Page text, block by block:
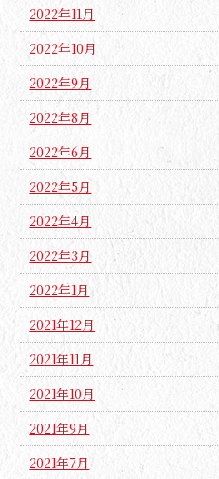
2022年11月
2022年10月
2022年9月
2022年8月
2022年6月
2022年5月
2022年4月
2022年3月
2022年1月
2021年12月
2021年11月
2021年10月
2021年9月
2021年7月